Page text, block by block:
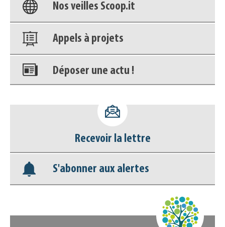
Nos veilles Scoop.it
Appels à projets
Déposer une actu !
déconnecter)
Base documentaire
Nos veilles Scoop.it
Recevoir la lettre
S'abonner aux alertes